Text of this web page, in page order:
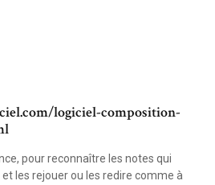
logiciel-composition-
pour reconnaître les notes qui
les rejouer ou les redire comme à